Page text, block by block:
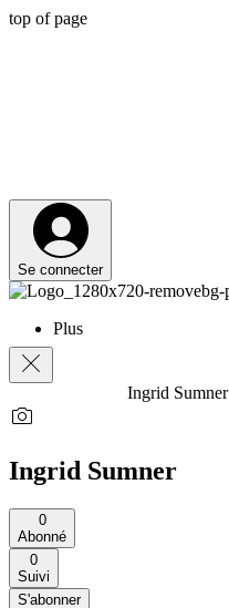
top of page
Se connecter
Plus
Ingrid Sumner
Ingrid Sumner
0
Abonné
0
Suivi
S'abonner